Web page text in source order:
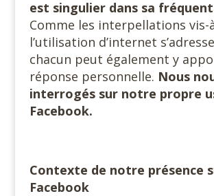
est singulier dans sa
Comme les interpellations vis-
l’utilisation d’internet
chacun peut également y
réponse personnelle. Nous
interrogés sur notre propre
Facebook.
Contexte de notre présence
Facebook